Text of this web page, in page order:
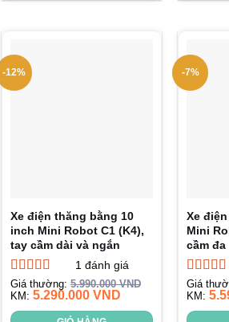
-12%
Xe điện thăng bằng 10
inch Mini Robot C1 (K4),
tay cầm dài và ngắn
Được xếp
hạng5.005
sao
1 đánh giá
Giá thường:5.990.000VND
KM: 5.290.000 VND
-7%
Xe
Mini
cầm đa
Được
hạng
sao
Giá
KM: